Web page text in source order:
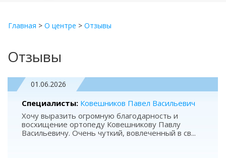
Главная > О центре > Отзывы
Отзывы
01.06.2026
Специалисты: Ковешников Павел Васильевич
Хочу выразить огромную благодарность и
восхищение ортопеду Ковешникову Павлу
Васильевичу. Очень чуткий, вовлеченный в св...